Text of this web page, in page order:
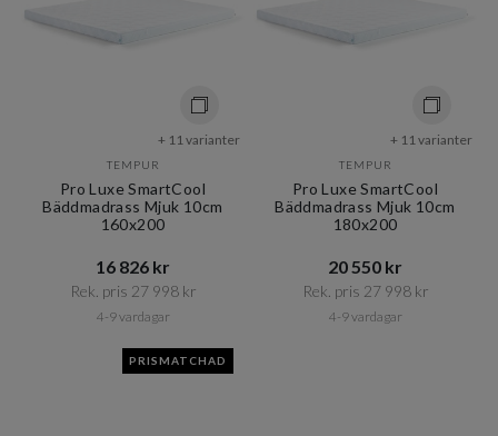
+ 11 varianter
TEMPUR
Pro Luxe SmartCool
Bäddmadrass Mjuk 10cm
160x200
16 826 kr​​
Rek. pris 27 998 kr​​
4-9 vardagar
+ 11 varianter
TEMPUR
Pro Luxe SmartCool
Bäddmadrass Mjuk 10cm
180x200
20 550 kr​​
Rek. pris 27 998 kr​​
4-9 vardagar
PRISMATCHAD